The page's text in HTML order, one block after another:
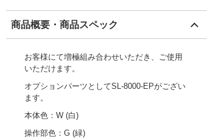
商品概要・商品スペック
お客様にて増極組み合わせいただき、ご使用
いただけます。
オプションパーツとしてSL-8000-EPがござい
ます。
本体色：W (白)
操作部色：G (緑)